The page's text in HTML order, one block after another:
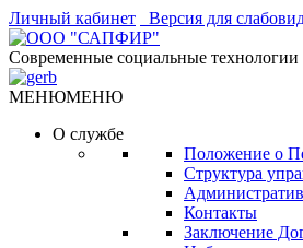
Личный кабинет Версия для
Современные социальные технологии
МЕНЮМЕНЮ
О службе
Положение о
Структура
Контакты
Заключение